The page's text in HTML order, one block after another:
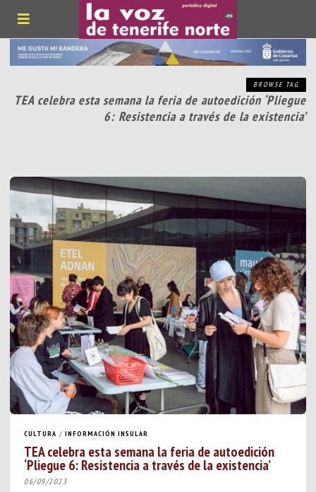
BROWSE TAG
TEA celebra esta semana la feria de autoedición ‘Pliegue
6: Resistencia a través de la existencia’
CULTURA / INFORMACIÓN INSULAR
TEA celebra esta semana la feria de autoedición
‘Pliegue 6: Resistencia a través de la existencia’
06/09/2023